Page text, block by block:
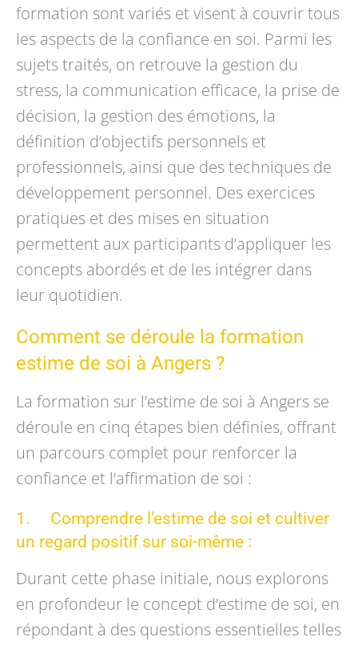
formation sont variés et visent à couvrir tous
les aspects de la confiance en soi. Parmi les
sujets traités, on retrouve la gestion du
stress, la communication efficace, la prise de
décision, la gestion des émotions, la
définition d’objectifs personnels et
professionnels, ainsi que des techniques de
développement personnel. Des exercices
pratiques et des mises en situation
permettent aux participants d’appliquer les
concepts abordés et de les intégrer dans
leur quotidien.
Comment se déroule la formation
estime de soi à Angers ?
La formation sur l’estime de soi à Angers se
déroule en cinq étapes bien définies, offrant
un parcours complet pour renforcer la
confiance et l’affirmation de soi :
1. Comprendre l’estime de soi et cultiver
un regard positif sur soi-même :
Durant cette phase initiale, nous explorons
en profondeur le concept d’estime de soi, en
répondant à des questions essentielles telles